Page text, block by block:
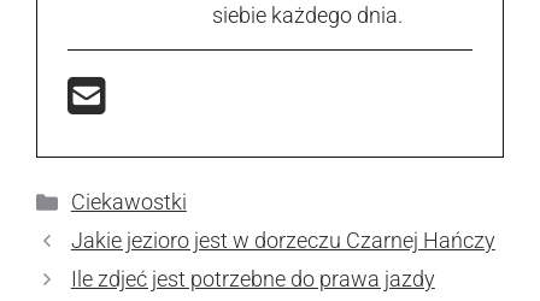
siebie każdego dnia.
Kategorie
Ciekawostki
Jakie jezioro jest w dorzeczu Czarnej Hańczy
Ile zdjeć jest potrzebne do prawa jazdy